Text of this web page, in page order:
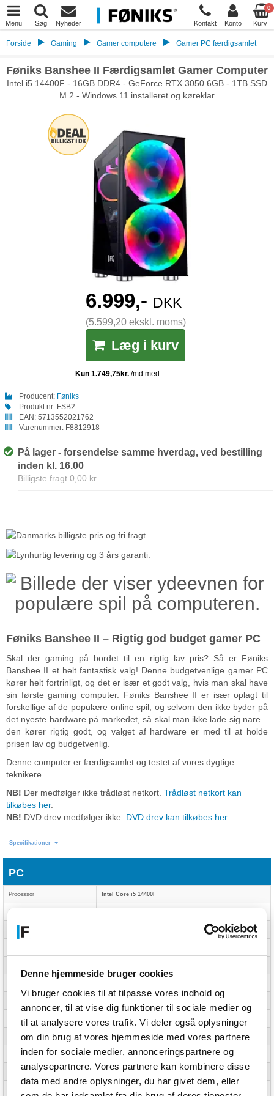
Denne hjemmeside bruger cookies
Vi bruger cookies til at tilpasse vores indhold og
annoncer, til at vise dig funktioner til sociale medier og
til at analysere vores trafik. Vi deler også oplysninger
om din brug af vores hjemmeside med vores partnere
inden for sociale medier, annonceringspartnere og
analysepartnere. Vores partnere kan kombinere disse
data med andre oplysninger, du har givet dem, eller
Menu Søg Nyheder Kontakt Konto
0
Kurv
Forside Gaming Gamer computere Gamer PC færdigsamlet
Føniks Banshee II Færdigsamlet Gamer Computer
Intel i5 14400F - 16GB DDR4 - GeForce RTX 3050 6GB - 1TB SSD
M.2 - Windows 11 installeret og køreklar
6.999,- DKK
(5.599,20 ekskl. moms)
Læg i kurv
Producent: Føniks
Produkt nr: FSB2
EAN: 5713552021762
Varenummer: F8812918
På lager - forsendelse samme hverdag, ved bestilling
inden kl. 16.00
Billigste fragt 0,00 kr.
Føniks Banshee II – Rigtig god budget gamer PC
Skal der gaming på bordet til en rigtig lav pris? Så er Føniks
Banshee II et helt fantastisk valg! Denne budgetvenlige gamer PC
kører helt fortrinligt, og det er især et godt valg, hvis man skal have
sin første gaming computer. Føniks Banshee II er især oplagt til
forskellige af de populære online spil, og selvom den ikke byder på
det nyeste hardware på markedet, så skal man ikke lade sig nare –
den kører rigtig godt, og valget af hardware er med til at holde
prisen lav og budgetvenlig.
Denne computer er færdigsamlet og testet af vores dygtige
teknikere.
NB! Der medfølger ikke trådløst netkort. Trådløst netkort kan
tilkøbes her.
NB! DVD drev medfølger ikke: DVD drev kan tilkøbes her
Specifikationer
PC
Processor Intel Core i5 14400F
Grafikkort
Hukommelse (RAM)
Strømforsyning 750 W 80+ Bronze
Kabinet FG C320 RGB ATX
Styresystem Windows 11 Home
Garanti 3 år